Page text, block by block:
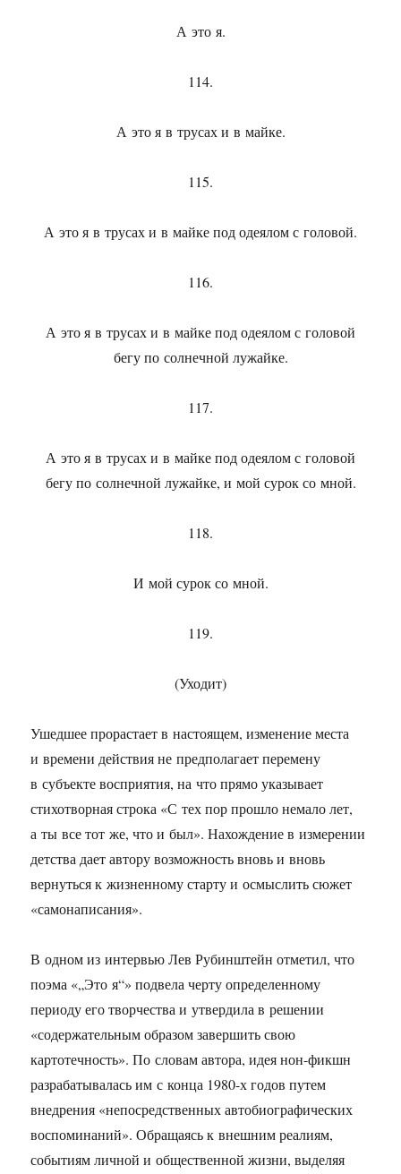
А это я.
114.
А это я в трусах и в майке.
115.
А это я в трусах и в майке под одеялом с головой.
116.
А это я в трусах и в майке под одеялом с головой
бегу по солнечной лужайке.
117.
А это я в трусах и в майке под одеялом с головой
бегу по солнечной лужайке, и мой сурок со мной.
118.
И мой сурок со мной.
119.
(Уходит)
Ушедшее прорастает в настоящем, изменение места
и времени действия не предполагает перемену
в субъекте восприятия, на что прямо указывает
стихотворная строка «С тех пор прошло немало лет,
а ты все тот же, что и был». Нахождение в измерении
детства дает автору возможность вновь и вновь
вернуться к жизненному старту и осмыслить сюжет
«самонаписания».
В одном из интервью Лев Рубинштейн отметил, что
поэма «„Это я“» подвела черту определенному
периоду его творчества и утвердила в решении
«содержательным образом завершить свою
картотечность». По словам автора, идея нон-фикшн
разрабатывалась им с конца 1980-х годов путем
внедрения «непосредственных автобиографических
воспоминаний». Обращаясь к внешним реалиям,
событиям личной и общественной жизни, выделяя